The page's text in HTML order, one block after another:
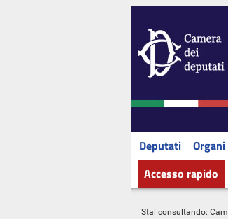
Deputati
Accesso rapido
Stai consultando: